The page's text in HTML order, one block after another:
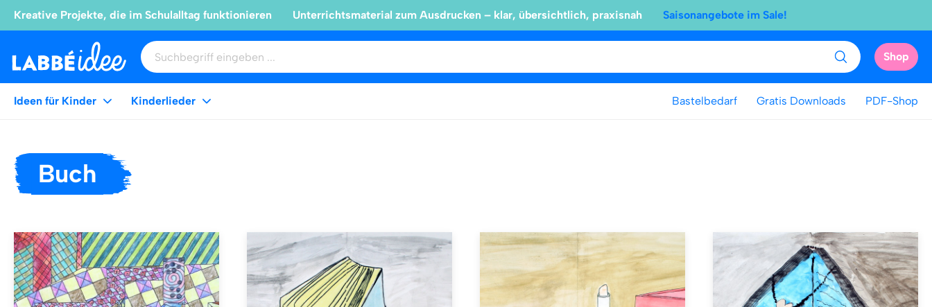
Kreative Projekte, die im Schulalltag funktionieren Unterrichtsmaterial zum Ausdrucken – klar, übersichtlich, praxisnah Saisonangebote im Sale!
Shop
Ideen für Kinder Kinderlieder Bastelbedarf Gratis Downloads PDF-Shop
Buch